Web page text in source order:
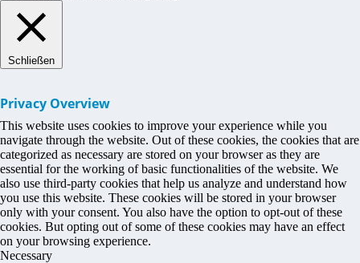
Schließen
Privacy Overview
This website uses cookies to improve your experience while you
navigate through the website. Out of these cookies, the cookies that are
categorized as necessary are stored on your browser as they are
essential for the working of basic functionalities of the website. We
also use third-party cookies that help us analyze and understand how
you use this website. These cookies will be stored in your browser
only with your consent. You also have the option to opt-out of these
cookies. But opting out of some of these cookies may have an effect
on your browsing experience.
Necessary